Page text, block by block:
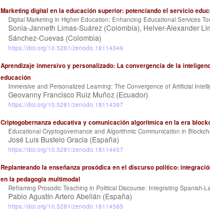
Marketing digital en la educación superior: potenciando el servicio
Digital Marketing in Higher Education: Enhancing Educational Services
Sonia-Janneth Limas-Suárez (Colombia), Helver-Alexander
Sánchez-Cuevas (Colombia)
https://doi.org/10.5281/zenodo.18114349
Aprendizaje inmersivo y personalizado: La convergencia de la
educación
Immersive and Personalized Learning: The Convergence of Artificial
Geovanny Francisco Ruiz Muñoz (Ecuador)
https://doi.org/10.5281/zenodo.18114397
Criptogobernanza educativa y comunicación algorítmica en la era
Educational Cryptogovernance and Algorithmic Communication in
José Luis Bustelo Gracia (España)
https://doi.org/10.5281/zenodo.18114457
Replanteando la enseñanza prosódica en el discurso político:
en la pedagogía multimodal
Reframing Prosodic Teaching in Political Discourse: Integrating Spanish-
Pablo Agustín Artero Abellán (España)
https://doi.org/10.5281/zenodo.18114585